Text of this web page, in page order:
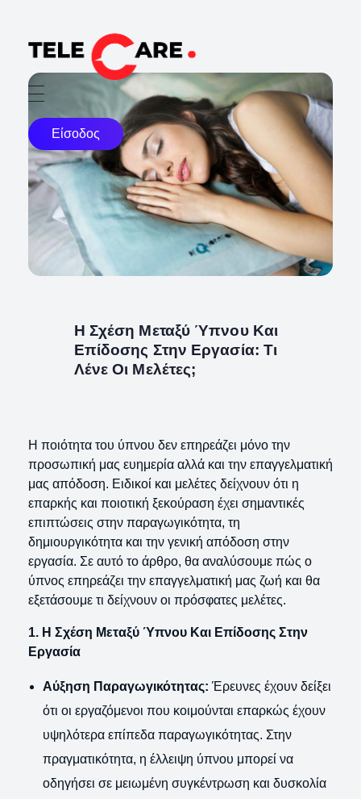
TELECARE
TELECARE | Ιατροί, νοσηλευτές & πραγματικές εξετάσεις σε λίγα λεπτά
Είσοδος
Η Σχέση Μεταξύ Ύπνου Και
Επίδοσης Στην Εργασία: Τι
Λένε Οι Μελέτες;
Η ποιότητα του ύπνου δεν επηρεάζει μόνο την
προσωπική μας ευημερία αλλά και την επαγγελματική
μας απόδοση. Ειδικοί και μελέτες δείχνουν ότι η
επαρκής και ποιοτική ξεκούραση έχει σημαντικές
επιπτώσεις στην παραγωγικότητα, τη
δημιουργικότητα και την γενική απόδοση στην
εργασία. Σε αυτό το άρθρο, θα αναλύσουμε πώς ο
ύπνος επηρεάζει την επαγγελματική μας ζωή και θα
εξετάσουμε τι δείχνουν οι πρόσφατες μελέτες.
1. Η Σχέση Μεταξύ Ύπνου Και Επίδοσης Στην
Εργασία
Αύξηση Παραγωγικότητας: Έρευνες έχουν δείξει
ότι οι εργαζόμενοι που κοιμούνται επαρκώς έχουν
υψηλότερα επίπεδα παραγωγικότητας. Στην
πραγματικότητα, η έλλειψη ύπνου μπορεί να
οδηγήσει σε μειωμένη συγκέντρωση και δυσκολία